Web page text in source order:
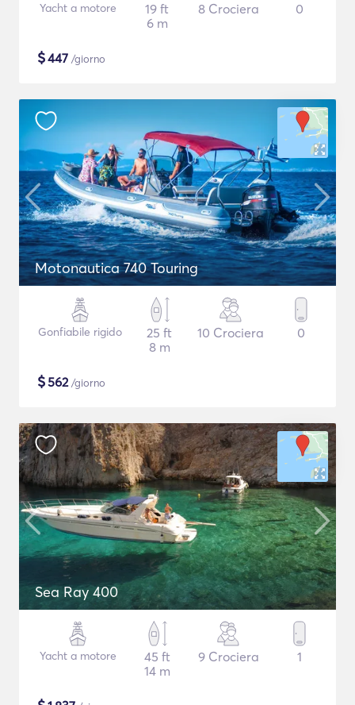
Yacht a motore
19 ft
6 m
8 Crociera 0
$447 /giorno
Motonautica 740 Touring
Gonfiabile rigido
25 ft
8 m
10 Crociera 0
$562/giorno
Sea Ray 400
Yacht a motore
45 ft
14 m
9 Crociera 1